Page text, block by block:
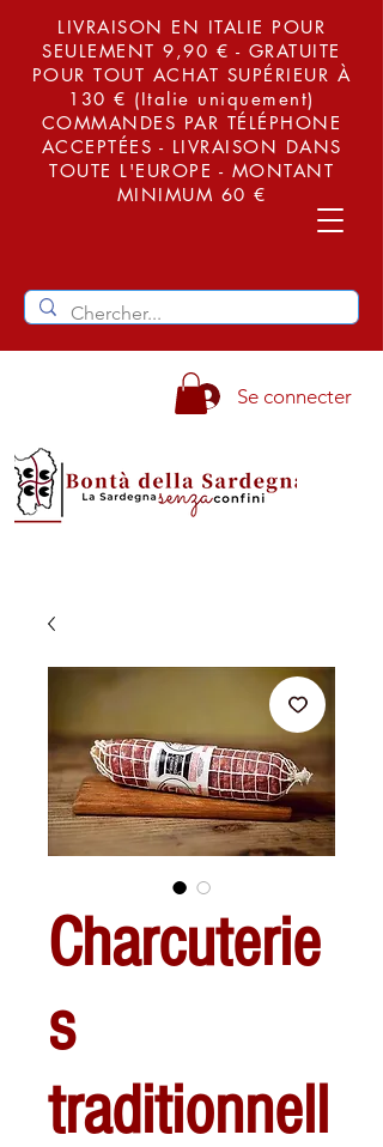
LIVRAISON EN ITALIE POUR
SEULEMENT 9,90 € - GRATUITE
POUR TOUT ACHAT SUPÉRIEUR À
130 € (Italie uniquement)
COMMANDES PAR TÉLÉPHONE
ACCEPTÉES - LIVRAISON DANS
TOUTE L'EUROPE - MONTANT
MINIMUM 60 €
Se connecter
Charcuterie
s
traditionnell